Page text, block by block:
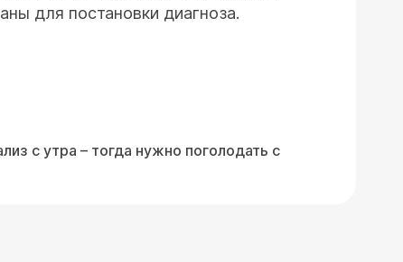
для постановки диагноза.
с утра – тогда нужно поголодать с